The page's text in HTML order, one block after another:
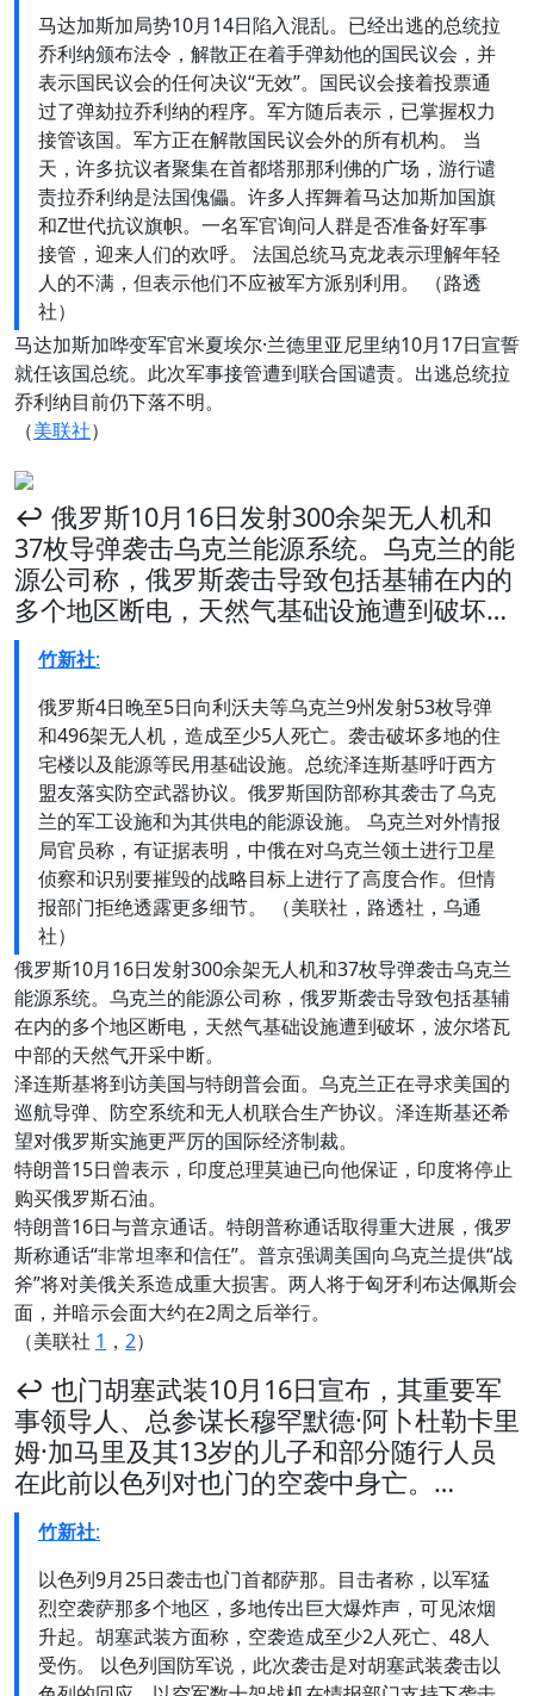
马达加斯加局势10月14日陷入混乱。已经出逃的总统拉
乔利纳颁布法令，解散正在着手弹劾他的国民议会，并
表示国民议会的任何决议“无效”。国民议会接着投票通
过了弹劾拉乔利纳的程序。军方随后表示，已掌握权力
接管该国。军方正在解散国民议会外的所有机构。 当
天，许多抗议者聚集在首都塔那那利佛的广场，游行谴
责拉乔利纳是法国傀儡。许多人挥舞着马达加斯加国旗
和Z世代抗议旗帜。一名军官询问人群是否准备好军事
接管，迎来人们的欢呼。 法国总统马克龙表示理解年轻
人的不满，但表示他们不应被军方派别利用。 （路透
社）
马达加斯加哗变军官米夏埃尔·兰德里亚尼里纳10月17日宣誓
就任该国总统。此次军事接管遭到联合国谴责。出逃总统拉
乔利纳目前仍下落不明。
（美联社）
↩️ 俄罗斯10月16日发射300余架无人机和
37枚导弹袭击乌克兰能源系统。乌克兰的能
源公司称，俄罗斯袭击导致包括基辅在内的
多个地区断电，天然气基础设施遭到破坏…
竹新社:
俄罗斯4日晚至5日向利沃夫等乌克兰9州发射53枚导弹
和496架无人机，造成至少5人死亡。袭击破坏多地的住
宅楼以及能源等民用基础设施。总统泽连斯基呼吁西方
盟友落实防空武器协议。俄罗斯国防部称其袭击了乌克
兰的军工设施和为其供电的能源设施。 乌克兰对外情报
局官员称，有证据表明，中俄在对乌克兰领土进行卫星
侦察和识别要摧毁的战略目标上进行了高度合作。但情
报部门拒绝透露更多细节。 （美联社，路透社，乌通
社）
俄罗斯10月16日发射300余架无人机和37枚导弹袭击乌克兰
能源系统。乌克兰的能源公司称，俄罗斯袭击导致包括基辅
在内的多个地区断电，天然气基础设施遭到破坏，波尔塔瓦
中部的天然气开采中断。
泽连斯基将到访美国与特朗普会面。乌克兰正在寻求美国的
巡航导弹、防空系统和无人机联合生产协议。泽连斯基还希
望对俄罗斯实施更严厉的国际经济制裁。
特朗普15日曾表示，印度总理莫迪已向他保证，印度将停止
购买俄罗斯石油。
特朗普16日与普京通话。特朗普称通话取得重大进展，俄罗
斯称通话“非常坦率和信任”。普京强调美国向乌克兰提供“战
斧”将对美俄关系造成重大损害。两人将于匈牙利布达佩斯会
面，并暗示会面大约在2周之后举行。
（美联社 1 ， 2）
↩️ 也门胡塞武装10月16日宣布，其重要军
事领导人、总参谋长穆罕默德·阿卜杜勒卡里
姆·加马里及其13岁的儿子和部分随行人员
在此前以色列对也门的空袭中身亡。…
竹新社:
以色列9月25日袭击也门首都萨那。目击者称，以军猛
烈空袭萨那多个地区，多地传出巨大爆炸声，可见浓烟
升起。胡塞武装方面称，空袭造成至少2人死亡、48人
受伤。 以色列国防军说，此次袭击是对胡塞武装袭击以